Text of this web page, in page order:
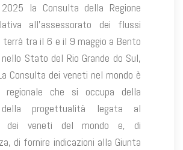
la Consulta della Regione
all’assessorato dei flussi
terrà tra il 6 e il 9 maggio a Bento
nello Stato del Rio Grande do Sul,
Consulta dei veneti nel mondo è
regionale che si occupa della
progettualità legata al
dei veneti del mondo e, di
di fornire indicazioni alla Giunta